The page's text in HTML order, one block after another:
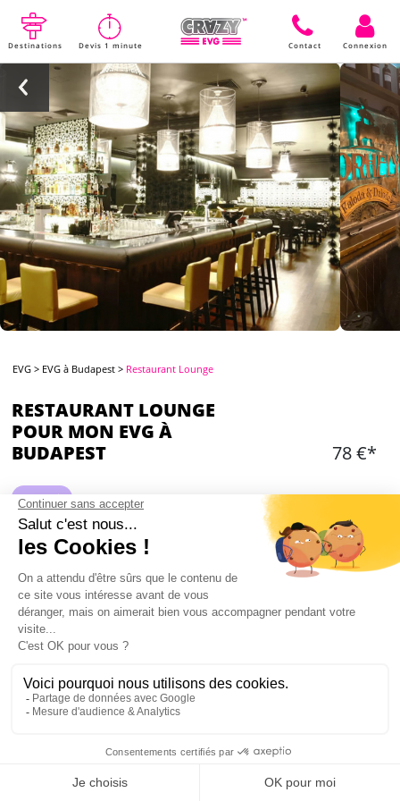
Destinations Devis 1 minute Contact Connexion
EVG > EVG à Budapest > Restaurant Lounge
RESTAURANT LOUNGE
POUR MON EVG À
BUDAPEST
78 €*
Fancy ✨
CONTENU
restaurant très branché de Budapest (entrée +
plat + dessert)
La guide vous accompagne
Mon EVG à Budapest